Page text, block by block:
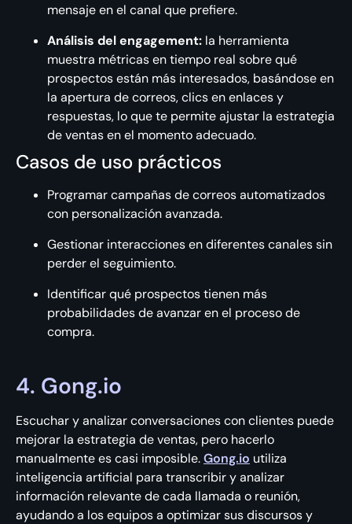
mensaje en el canal que prefiere.
Análisis del engagement: la herramienta
muestra métricas en tiempo real sobre qué
prospectos están más interesados, basándose en
la apertura de correos, clics en enlaces y
respuestas, lo que te permite ajustar la estrategia
de ventas en el momento adecuado.
Casos de uso prácticos
Programar campañas de correos automatizados
con personalización avanzada.
Gestionar interacciones en diferentes canales sin
perder el seguimiento.
Identificar qué prospectos tienen más
probabilidades de avanzar en el proceso de
compra.
4. Gong.io
Escuchar y analizar conversaciones con clientes puede
mejorar la estrategia de ventas, pero hacerlo
manualmente es casi imposible.Gong.io utiliza
inteligencia artificial para transcribir y analizar
información relevante de cada llamada o reunión,
ayudando a los equipos a optimizar sus discursos y